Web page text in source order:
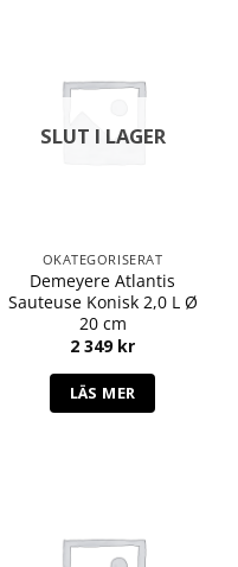
SLUT I LAGER
OKATEGORISERAT
Demeyere Atlantis
Sauteuse Konisk 2,0 L Ø
20 cm
2 349 kr
LÄS MER